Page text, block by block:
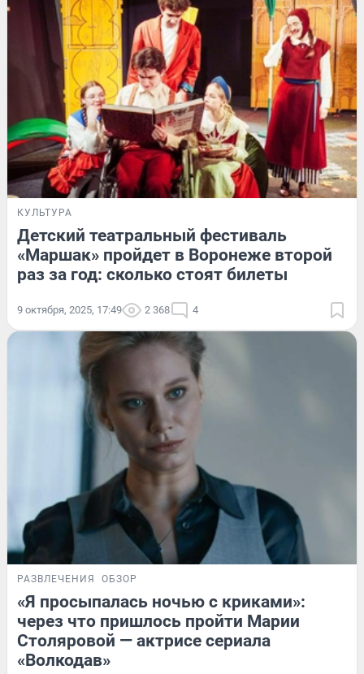
КУЛЬТУРА
Детский театральный фестиваль
«Маршак» пройдет в Воронеже второй
раз за год: сколько стоят билеты
9 октября, 2025, 17:49 2 368 4
РАЗВЛЕЧЕНИЯ ОБЗОР
«Я просыпалась ночью с криками»:
через что пришлось пройти Марии
Столяровой — актрисе сериала
«Волкодав»